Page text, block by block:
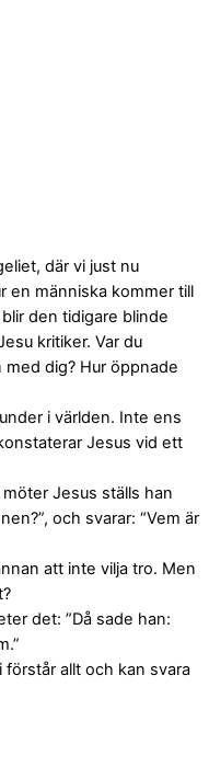
där vi just nu
en människa kommer till
den tidigare blinde
kritiker. Var du
dig? Hur öppnade
i världen. Inte ens
Jesus vid ett
Jesus ställs han
och svarar: “Vem är
att inte vilja tro. Men
det: ”Då sade han:
allt och kan svara